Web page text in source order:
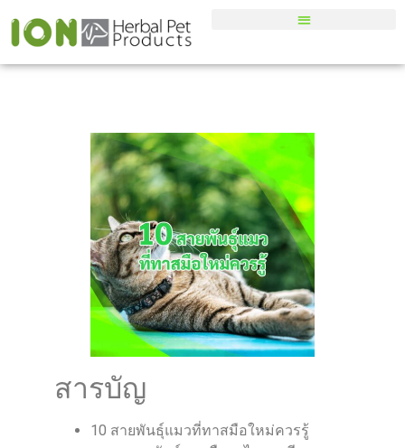
สารบัญ
10 สายพันธุ์แมวที่ทาสมือใหม่ควรรู้